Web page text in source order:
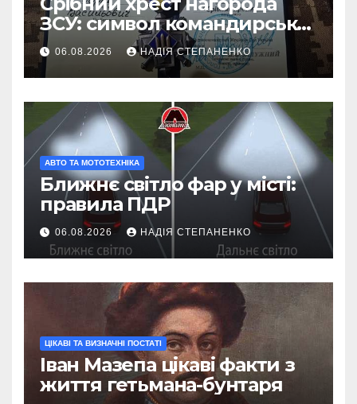
ЗСУ: символ командирської
майстерності
06.08.2026 НАДІЯ СТЕПАНЕНКО
АВТО ТА МОТОТЕХНІКА
Ближнє світло фар у місті:
правила ПДР
06.08.2026 НАДІЯ СТЕПАНЕНКО
ЦІКАВІ ТА ВИЗНАЧНІ ПОСТАТІ
Іван Мазепа цікаві факти з
життя гетьмана-бунтаря